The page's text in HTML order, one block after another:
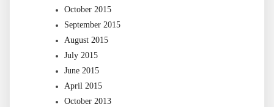
October 2015
September 2015
August 2015
July 2015
June 2015
April 2015
October 2013